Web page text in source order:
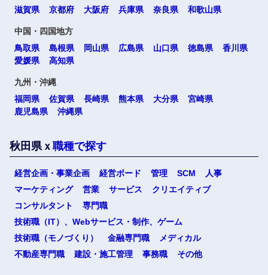
選択する
滋賀県
京都府 大阪府 兵庫県 奈良県 和歌山県
中国・四国地方
鳥取県
島根県 岡山県 広島県 山口県 徳島県
香川県
愛媛県
高知県
九州・沖縄
福岡県
佐賀県 長崎県 熊本県 大分県
宮崎県
鹿児島県
沖縄県
秋田県ｘ 職種で探す
経営企画・事業企画 経営ボード 管理 SCM
人事
マーケティング
営業 サービス
クリエイティブ
コンサルタント
専門職
技術職（IT）、Webサービス・制作、ゲーム
技術職（モノづくり）
金融専門職
メディカル
不動産専門職
建設・施工管理 事務職 その他